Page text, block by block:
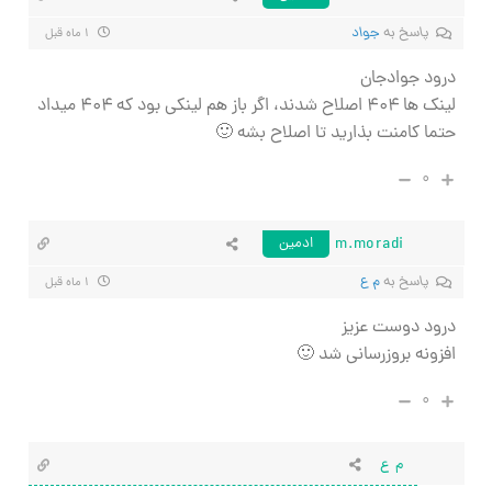
پاسخ به جواد
درود جوادجان
لینک ها ۴۰۴ اصلاح شدند، اگر باز هم لینکی بود که ۴۰۴ میداد
حتما کامنت بذارید تا اصلاح بشه 🙂
۰
m.moradi
ادمین
پاسخ بهم ع
درود دوست عزیز
افزونه بروزرسانی شد 🙂
۰
م ع